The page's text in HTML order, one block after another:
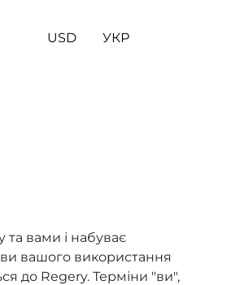
USD УКР
вами і набуває
вашого використання
до Regery. Терміни "ви",